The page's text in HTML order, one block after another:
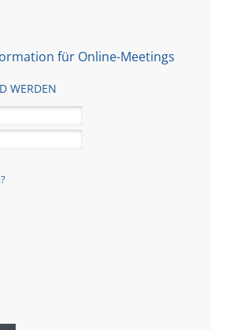
für Online-Meetings
WERDEN